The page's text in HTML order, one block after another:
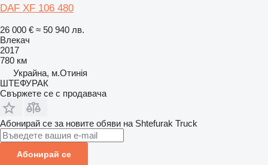
DAF XF 106 480
26 000 € ≈ 50 940 лв.
Влекач
2017
780 км
Украйна, м.Отинія
ШТЕФУРАК
Свържете се с продавача
Абонирай се за новите обяви на Shtefurak Truck
Абонирай се